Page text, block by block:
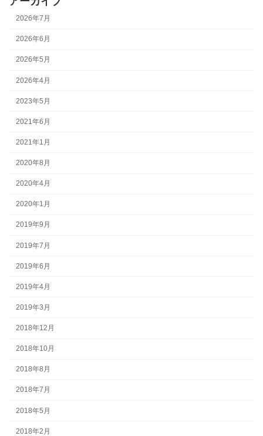
2026年7月
2026年6月
2026年5月
2026年4月
2023年5月
2021年6月
2021年1月
2020年8月
2020年4月
2020年1月
2019年9月
2019年7月
2019年6月
2019年4月
2019年3月
2018年12月
2018年10月
2018年8月
2018年7月
2018年5月
2018年2月